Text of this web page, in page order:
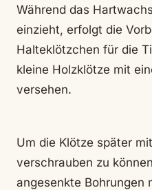
Während das
einzieht, erfolgt die
Halteklötzchen für die
kleine Holzklötze mit
versehen.
Um die Klötze später
verschrauben zu
angesenkte Bohrungen